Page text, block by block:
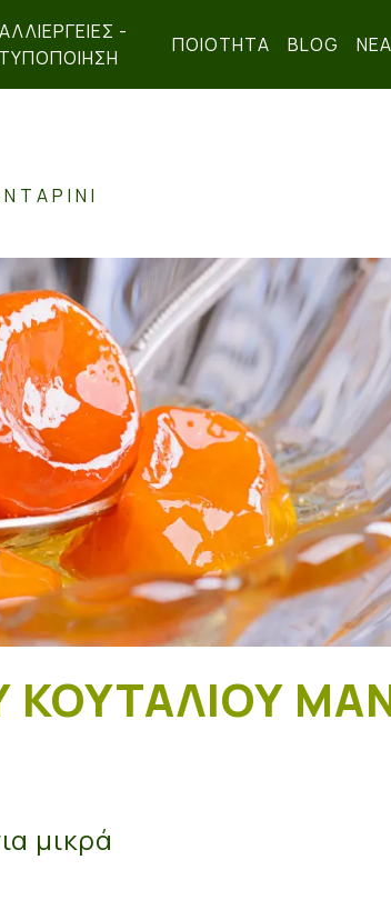
-
ΤΥΠΟΠΟΙΗΣΗ
ΠΟΙΟΤΗΤΑ BLOG ΝΕΑ
ΚΟΥΤΑΛΙΟΎ
μικρά